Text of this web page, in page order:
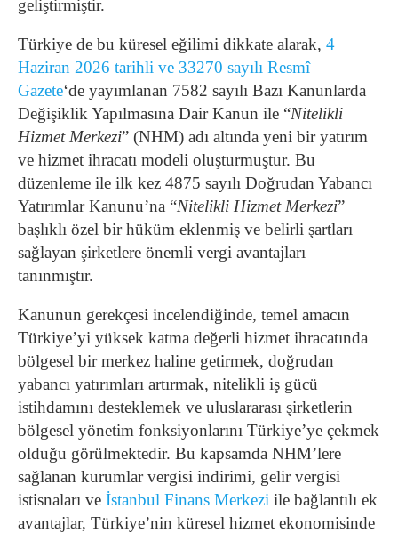
geliştirmiştir.
Türkiye de bu küresel eğilimi dikkate alarak, 4
Haziran 2026 tarihli ve 33270 sayılı Resmî
Gazete‘de yayımlanan 7582 sayılı Bazı Kanunlarda
Değişiklik Yapılmasına Dair Kanun ile “Nitelikli
Hizmet Merkezi” (NHM) adı altında yeni bir yatırım
ve hizmet ihracatı modeli oluşturmuştur. Bu
düzenleme ile ilk kez 4875 sayılı Doğrudan Yabancı
Yatırımlar Kanunu’na “Nitelikli Hizmet Merkezi”
başlıklı özel bir hüküm eklenmiş ve belirli şartları
sağlayan şirketlere önemli vergi avantajları
tanınmıştır.
Kanunun gerekçesi incelendiğinde, temel amacın
Türkiye’yi yüksek katma değerli hizmet ihracatında
bölgesel bir merkez haline getirmek, doğrudan
yabancı yatırımları artırmak, nitelikli iş gücü
istihdamını desteklemek ve uluslararası şirketlerin
bölgesel yönetim fonksiyonlarını Türkiye’ye çekmek
olduğu görülmektedir. Bu kapsamda NHM’lere
sağlanan kurumlar vergisi indirimi, gelir vergisi
istisnaları ve İstanbul Finans Merkezi ile bağlantılı ek
avantajlar, Türkiye’nin küresel hizmet ekonomisinde